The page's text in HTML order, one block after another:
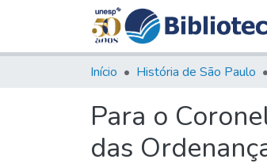
Início História de São Paulo
Para o
das